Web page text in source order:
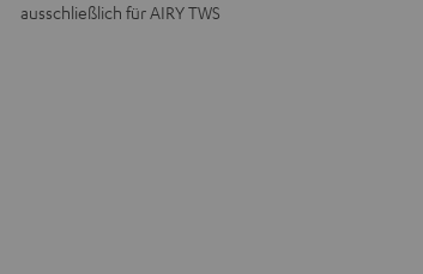
ausschließlich für AIRY TWS